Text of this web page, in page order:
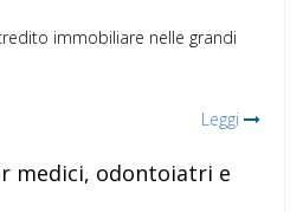
immobiliare nelle grandi
Leggi
medici, odontoiatri e